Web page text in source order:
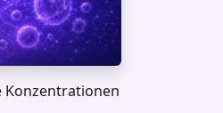
Konzentrationen